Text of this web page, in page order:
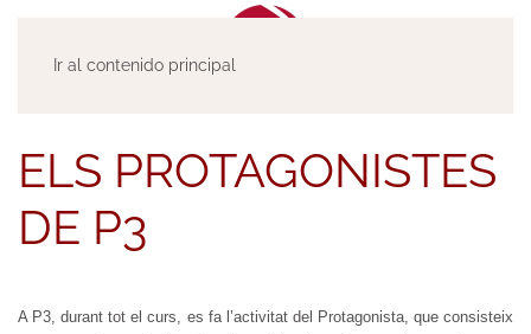
Ir al contenido principal
ELS PROTAGONISTES
DE P3
A P3, durant tot el curs, es fa l’activitat del Protagonista, que consisteix